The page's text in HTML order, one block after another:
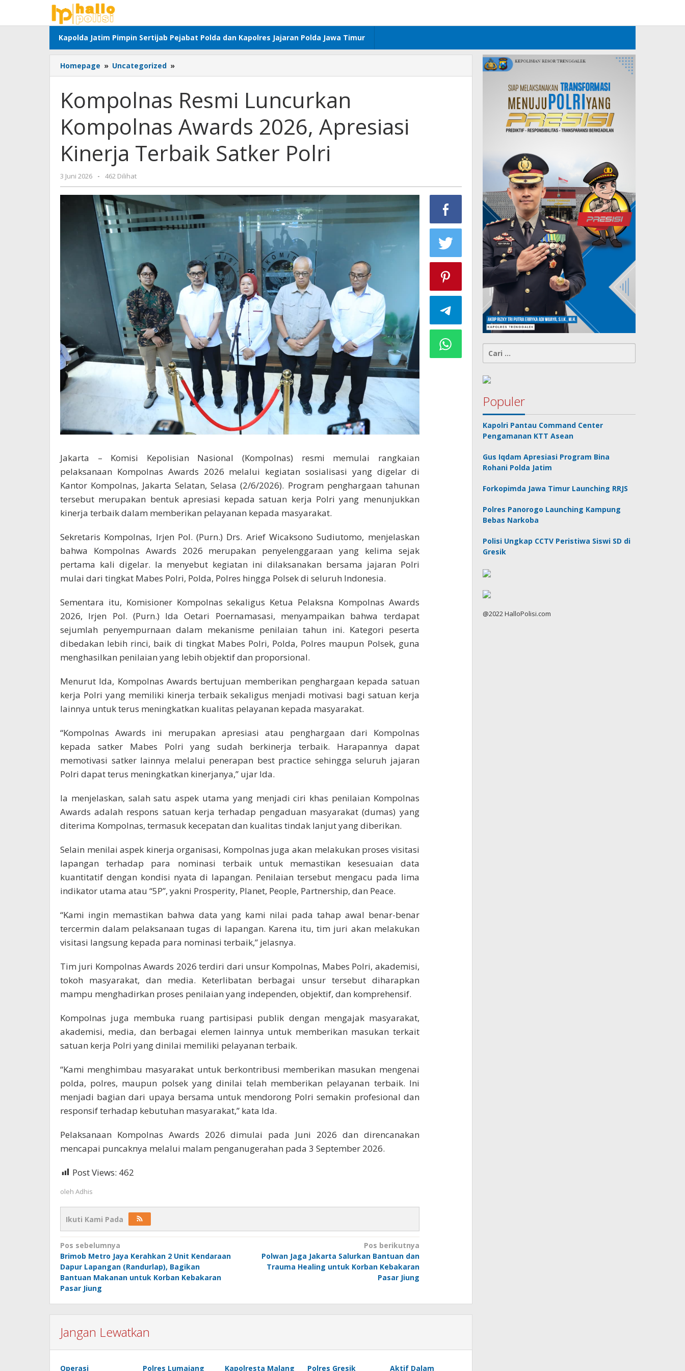
konten
Kapolda Jatim Pimpin Sertijab Pejabat Polda dan Kapolres Jajaran Polda Jawa Timur
Homepage » Uncategorized »
Resmi
Kompolnas
Awards
2026,
Apresiasi
Terbaik
Satker
Kompolnas Resmi Luncurkan
Kompolnas Awards 2026, Apresiasi
Kinerja Terbaik Satker Polri
3 Juni 2026
oleh
Adhis
- 462 Dilihat
Jakarta – Komisi Kepolisian Nasional (Kompolnas) resmi memulai rangkaian
pelaksanaan Kompolnas Awards 2026 melalui kegiatan sosialisasi yang digelar di
Kantor Kompolnas, Jakarta Selatan, Selasa (2/6/2026). Program penghargaan tahunan
tersebut merupakan bentuk apresiasi kepada satuan kerja Polri yang menunjukkan
kinerja terbaik dalam memberikan pelayanan kepada masyarakat.
Sekretaris Kompolnas, Irjen Pol. (Purn.) Drs. Arief Wicaksono Sudiutomo, menjelaskan
bahwa Kompolnas Awards 2026 merupakan penyelenggaraan yang kelima sejak
pertama kali digelar. Ia menyebut kegiatan ini dilaksanakan bersama jajaran Polri
mulai dari tingkat Mabes Polri, Polda, Polres hingga Polsek di seluruh Indonesia.
Sementara itu, Komisioner Kompolnas sekaligus Ketua Pelaksna Kompolnas Awards
2026, Irjen Pol. (Purn.) Ida Oetari Poernamasasi, menyampaikan bahwa terdapat
sejumlah penyempurnaan dalam mekanisme penilaian tahun ini. Kategori peserta
dibedakan lebih rinci, baik di tingkat Mabes Polri, Polda, Polres maupun Polsek, guna
menghasilkan penilaian yang lebih objektif dan proporsional.
Menurut Ida, Kompolnas Awards bertujuan memberikan penghargaan kepada satuan
kerja Polri yang memiliki kinerja terbaik sekaligus menjadi motivasi bagi satuan kerja
lainnya untuk terus meningkatkan kualitas pelayanan kepada masyarakat.
“Kompolnas Awards ini merupakan apresiasi atau penghargaan dari Kompolnas
kepada satker Mabes Polri yang sudah berkinerja terbaik. Harapannya dapat
memotivasi satker lainnya melalui penerapan best practice sehingga seluruh jajaran
Polri dapat terus meningkatkan kinerjanya,” ujar Ida.
Ia menjelaskan, salah satu aspek utama yang menjadi ciri khas penilaian Kompolnas
Awards adalah respons satuan kerja terhadap pengaduan masyarakat (dumas) yang
diterima Kompolnas, termasuk kecepatan dan kualitas tindak lanjut yang diberikan.
Selain menilai aspek kinerja organisasi, Kompolnas juga akan melakukan proses visitasi
lapangan terhadap para nominasi terbaik untuk memastikan kesesuaian data
kuantitatif dengan kondisi nyata di lapangan. Penilaian tersebut mengacu pada lima
indikator utama atau “5P”, yakni Prosperity, Planet, People, Partnership, dan Peace.
“Kami ingin memastikan bahwa data yang kami nilai pada tahap awal benar-benar
tercermin dalam pelaksanaan tugas di lapangan. Karena itu, tim juri akan melakukan
visitasi langsung kepada para nominasi terbaik,” jelasnya.
Tim juri Kompolnas Awards 2026 terdiri dari unsur Kompolnas, Mabes Polri, akademisi,
tokoh masyarakat, dan media. Keterlibatan berbagai unsur tersebut diharapkan
mampu menghadirkan proses penilaian yang independen, objektif, dan komprehensif.
Kompolnas juga membuka ruang partisipasi publik dengan mengajak masyarakat,
akademisi, media, dan berbagai elemen lainnya untuk memberikan masukan terkait
satuan kerja Polri yang dinilai memiliki pelayanan terbaik.
“Kami menghimbau masyarakat untuk berkontribusi memberikan masukan mengenai
polda, polres, maupun polsek yang dinilai telah memberikan pelayanan terbaik. Ini
menjadi bagian dari upaya bersama untuk mendorong Polri semakin profesional dan
responsif terhadap kebutuhan masyarakat,” kata Ida.
Pelaksanaan Kompolnas Awards 2026 dimulai pada Juni 2026 dan direncanakan
mencapai puncaknya melalui malam penganugerahan pada 3 September 2026.
Post Views: 462
oleh Adhis
Ikuti Kami Pada
Navigasi
pos
Pos sebelumnya
Brimob Metro Jaya Kerahkan 2 Unit Kendaraan
Dapur Lapangan (Randurlap), Bagikan
Bantuan Makanan untuk Korban Kebakaran
Pasar Jiung
Pos berikutnya
Polwan Jaga Jakarta Salurkan Bantuan dan
Trauma Healing untuk Korban Kebakaran
Pasar Jiung
Jangan Lewatkan
Operasi
Polres Lumajang
Kapolresta Malang
Polres Gresik
Aktif Dalam
untuk:
Populer
Kapolri Pantau Command Center
Pengamanan KTT Asean
Gus Iqdam Apresiasi Program Bina
Rohani Polda Jatim
Forkopimda Jawa Timur Launching RRJS
Polres Panorogo Launching Kampung
Bebas Narkoba
Polisi Ungkap CCTV Peristiwa Siswi SD di
Gresik
@2022 HalloPolisi.com